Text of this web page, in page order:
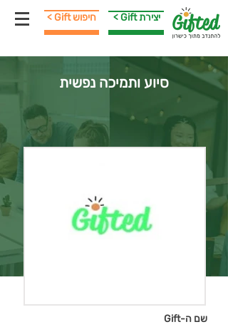
< Gift חיפוש < Gift יצירת
סיוע ותמיכה נפשית
שם ה-Gift